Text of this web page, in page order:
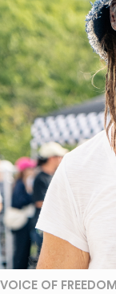
VOICE OF FREEDOM